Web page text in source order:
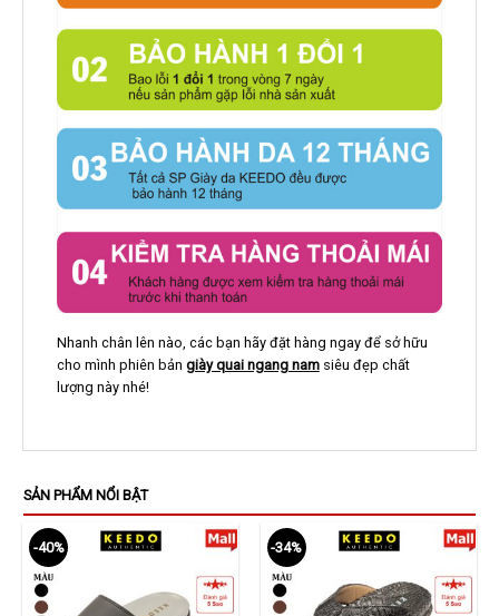
Nhanh chân lên nào, các bạn hãy đặt hàng ngay để sở hữu
cho mình phiên bản giày quai ngang namsiêu đẹp chất
lượng này nhé!
SẢN PHẨM NỔI BẬT
-40% -34%